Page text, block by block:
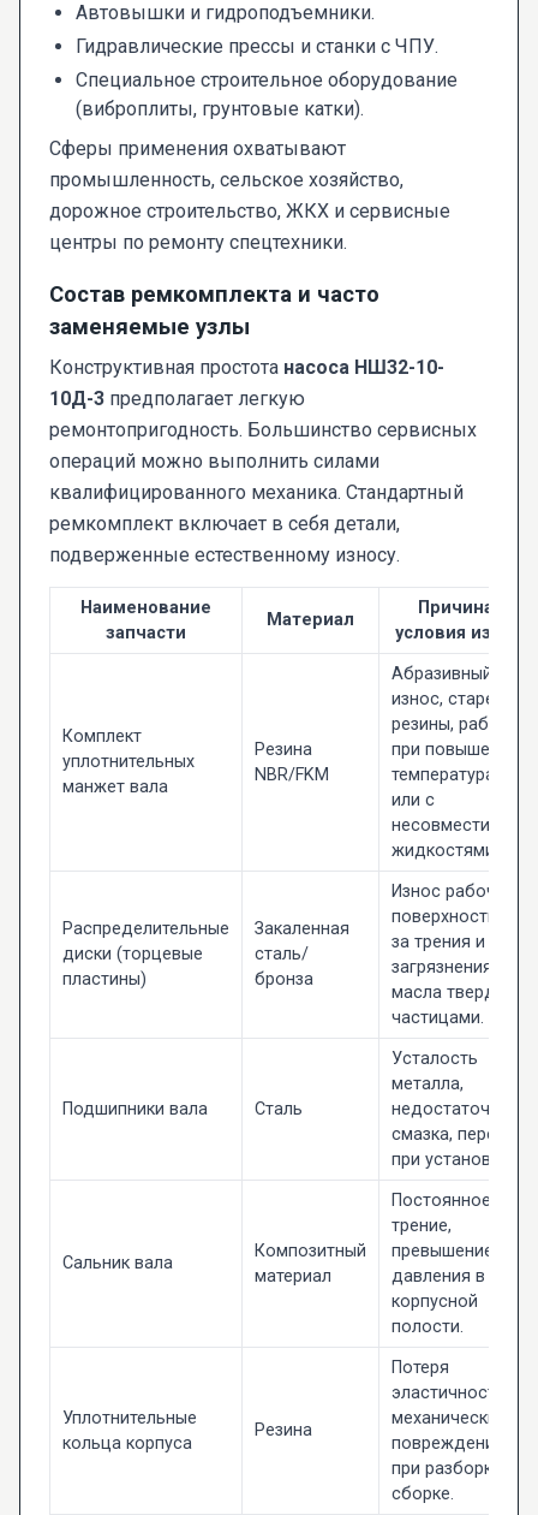
Автовышки и гидроподъемники.
Гидравлические прессы и станки с ЧПУ.
Специальное строительное оборудование
(виброплиты, грунтовые катки).
Сферы применения охватывают
промышленность, сельское хозяйство,
дорожное строительство, ЖКХ и сервисные
центры по ремонту спецтехники.
Состав ремкомплекта и часто
заменяемые узлы
Конструктивная простота насоса НШ32-10-
10Д-3 предполагает легкую
ремонтопригодность. Большинство сервисных
операций можно выполнить силами
квалифицированного механика. Стандартный
ремкомплект включает в себя детали,
подверженные естественному износу.
Наименование
запчасти
Материал
Причина и
условия износа
Комплект
уплотнительных
манжет вала
Резина
NBR/FKM
Абразивный
износ, старение
резины, работа
при повышенных
температурах
или с
несовместимыми
жидкостями.
Распределительные
диски (торцевые
пластины)
Закаленная
сталь/
бронза
Износ рабочей
поверхности из-
за трения и
загрязнения
масла твердыми
частицами.
Подшипники вала Сталь
Усталость
металла,
недостаточная
смазка, перекос
при установке.
Сальник вала
Композитный
материал
Постоянное
трение,
превышение
давления в
корпусной
полости.
Уплотнительные
кольца корпуса
Резина
Потеря
эластичности,
механические
повреждения
при разборке/
сборке.